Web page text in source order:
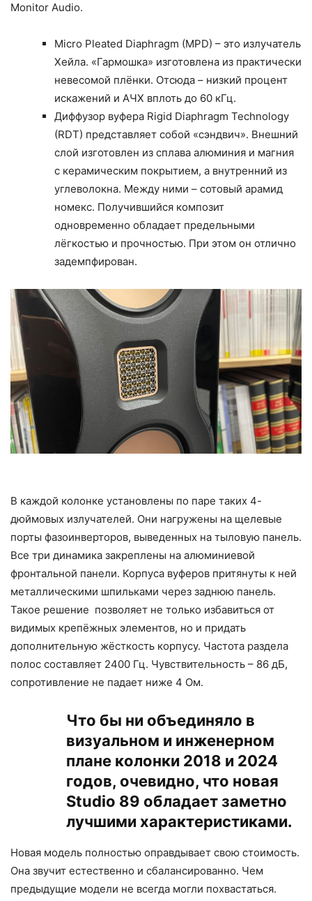
Monitor Audio.
Micro Pleated Diaphragm (MPD) – это излучатель
Хейла. «Гармошка» изготовлена из практически
невесомой плёнки. Отсюда – низкий процент
искажений и АЧХ вплоть до 60 кГц.
Диффузор вуфера Rigid Diaphragm Technology
(RDT) представляет собой «сэндвич». Внешний
слой изготовлен из сплава алюминия и магния
с керамическим покрытием, а внутренний из
углеволокна. Между ними – сотовый арамид
номекс. Получившийся композит
одновременно обладает предельными
лёгкостью и прочностью. При этом он отлично
задемпфирован.
В каждой колонке установлены по паре таких 4-
дюймовых излучателей. Они нагружены на щелевые
порты фазоинверторов, выведенных на тыловую панель.
Все три динамика закреплены на алюминиевой
фронтальной панели. Корпуса вуферов притянуты к ней
металлическими шпильками через заднюю панель.
Такое решение позволяет не только избавиться от
видимых крепёжных элементов, но и придать
дополнительную жёсткость корпусу. Частота раздела
полос составляет 2400 Гц. Чувствительность – 86 дБ,
сопротивление не падает ниже 4 Ом.
Что бы ни объединяло в
визуальном и инженерном
плане колонки 2018 и 2024
годов, очевидно, что новая
Studio 89 обладает заметно
лучшими характеристиками.
Новая модель полностью оправдывает свою стоимость.
Она звучит естественно и сбалансированно. Чем
предыдущие модели не всегда могли похвастаться.